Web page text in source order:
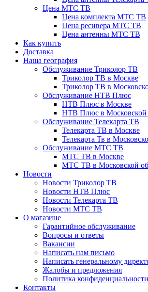
Цена МТС ТВ
Цена комплекта МТС ТВ
Цена ресивера МТС ТВ
Цена антенны МТС ТВ
Как купить
Доставка
Наша география
Обслуживание Триколор ТВ
Триколор ТВ в Москве
Триколор ТВ в
Обслуживание НТВ Плюс
НТВ Плюс в Москве
НТВ Плюс в Московской
Обслуживание Телекарта ТВ
Телекарта ТВ в Москве
Телекарта Тв в
Обслуживание МТС ТВ
МТС ТВ в Москве
МТС ТВ в Московской
Новости
Новости Триколор ТВ
Новости НТВ Плюс
Новости Телекарта ТВ
Новости МТС ТВ
О магазине
Гарантийное обслуживание
Вопросы и ответы
Вакансии
Написать нам письмо
Написать генеральному
Жалобы и предложения
Политика конфиденциальности
Контакты